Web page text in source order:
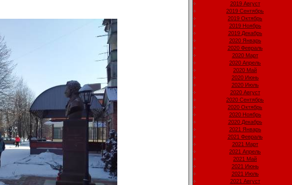
2019 Август
2019 Сентябрь
2019 Октябрь
2019 Ноябрь
2019 Декабрь
2020 Январь
2020 Февраль
2020 Март
2020 Апрель
2020 Май
2020 Июнь
2020 Июль
2020 Август
2020 Сентябрь
2020 Октябрь
2020 Ноябрь
2020 Декабрь
2021 Январь
2021 Февраль
2021 Март
2021 Апрель
2021 Май
2021 Июнь
2021 Июль
2021 Август